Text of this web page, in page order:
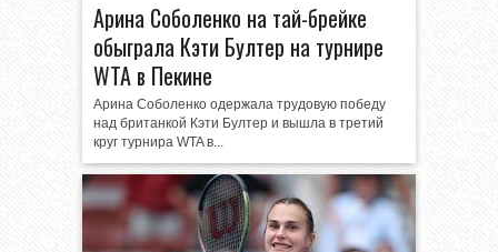
Арина Соболенко на тай-брейке
обыграла Кэти Бултер на турнире
WTA в Пекине
Арина Соболенко одержала трудовую победу
над британкой Кэти Бултер и вышла в третий
круг турнира WTA в...